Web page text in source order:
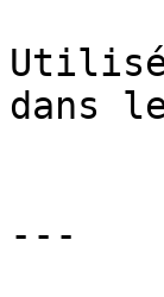
dans
---